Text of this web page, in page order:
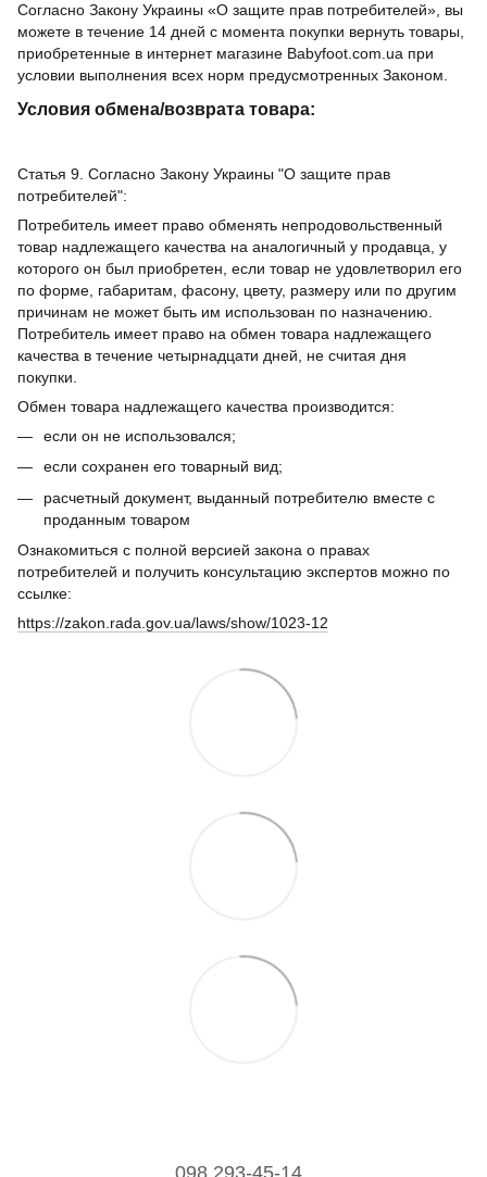
Согласно Закону Украины «О защите прав потребителей», вы
можете в течение 14 дней с момента покупки вернуть товары,
приобретенные в интернет магазине Babyfoot.com.ua при
условии выполнения всех норм предусмотренных Законом.
Условия обмена/возврата товара:
Статья 9. Согласно Закону Украины "О защите прав
потребителей":
Потребитель имеет право обменять непродовольственный
товар надлежащего качества на аналогичный у продавца, у
которого он был приобретен, если товар не удовлетворил его
по форме, габаритам, фасону, цвету, размеру или по другим
причинам не может быть им использован по назначению.
Потребитель имеет право на обмен товара надлежащего
качества в течение четырнадцати дней, не считая дня
покупки.
Обмен товара надлежащего качества производится:
если он не использовался;
если сохранен его товарный вид;
расчетный документ, выданный потребителю вместе с
проданным товаром
Ознакомиться с полной версией закона о правах
потребителей и получить консультацию экспертов можно по
ссылке:
https://zakon.rada.gov.ua/laws/show/1023-12